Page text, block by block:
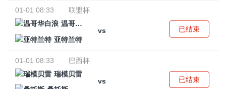
01-01 08:33
联盟杯
温哥华白浪
vs
亚特兰特
已结束
01-01 08:33
巴西杯
瑞模贝雷
vs
已结束